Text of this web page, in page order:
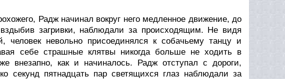
Радж начинал вокруг него медленное движение, до
загривки, наблюдали за происходящим. Не видя
невольно присоединялся к собачьему танцу и
себе страшные клятвы никогда больше не ходить в
внезапно, как и начиналось. Радж отступал с дороги,
секунд пятнадцать пар светящихся глаз наблюдали за